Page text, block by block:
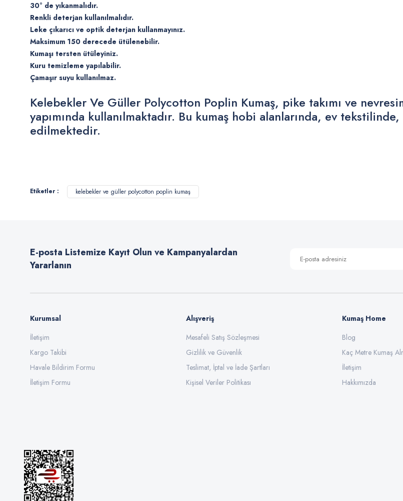
30° de yıkanmalıdır.
Renkli deterjan kullanılmalıdır.
Leke çıkarıcı ve optik deterjan kullanmayınız.
Maksimum 150 derecede ütülenebilir.
Kumaşı tersten ütüleyiniz.
Kuru temizleme yapılabilir.
Çamaşır suyu kullanılmaz.
Kelebekler Ve Güller Polycotton Poplin Kumaş, pike takımı ve
yapımında kullanılmaktadır. Bu kumaş hobi alanlarında, ev
edilmektedir.
Ürün resmi kalitesiz, bozuk veya görüntülenemiyor.
Ürün fiyatı diğer sitelerden daha pahalı.
Bu ürüne benzer farklı alternatifler olmalı.
Gönder
Etiketler : kelebekler ve güller polycotton poplin kumaş
E-posta Listemize Kayıt Olun ve Kampanyalardan
Yararlanın
Kurumsal
İletişim
Kargo Takibi
Havale Bildirim Formu
İletişim Formu
Alışveriş
Mesafeli Satış Sözleşmesi
Gizlilik ve Güvenlik
Teslimat, İptal ve İade Şartları
Kişisel Veriler Politikası
Kumaş Home
Blog
Kaç Metre Kumaş
İletişim
Hakkımızda